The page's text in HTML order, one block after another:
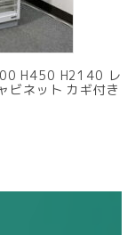
H450 H2140 レ
ビネット カギ付き